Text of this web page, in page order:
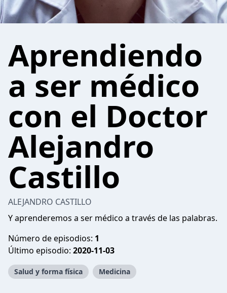
Aprendiendo
a ser médico
con el Doctor
Alejandro
Castillo
ALEJANDRO CASTILLO
Y aprenderemos a ser médico a través de las palabras.
Número de episodios: 1
Último episodio: 2020-11-03
Salud y forma física Medicina